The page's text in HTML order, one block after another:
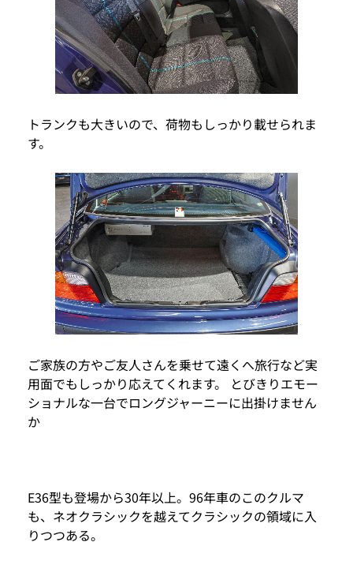
トランクも大きいので、荷物もしっかり載せられま
す。
ご家族の方やご友人さんを乗せて遠くへ旅行など実
用面でもしっかり応えてくれます。 とびきりエモー
ショナルな一台でロングジャーニーに出掛けません
か
E36型も登場から30年以上。96年車のこのクルマ
も、ネオクラシックを越えてクラシックの領域に入
りつつある。